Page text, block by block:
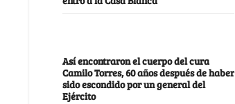
Así encontraron el cuerpo del cura
Camilo Torres, 60 años después de haber
sido escondido por un general del
Ejército